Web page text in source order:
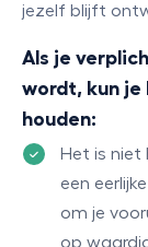
jezelf blijft
Als je
wordt, kun je
houden:
Het is niet
een
om je
op